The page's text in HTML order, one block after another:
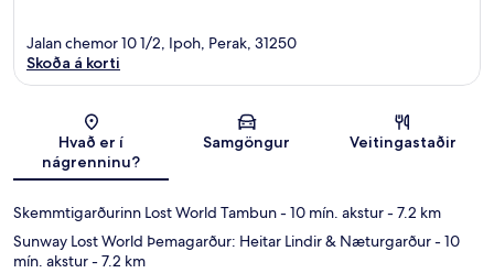
Kort
Jalan chemor 10 1/2, Ipoh, Perak, 31250
Skoða á korti
Hvað er í
nágrenninu?
Samgöngur Veitingastaðir
Skemmtigarðurinn Lost World Tambun- 10 mín. akstur- 7.2 km
Sunway Lost World Þemagarður: Heitar Lindir & Næturgarður- 10
mín. akstur- 7.2 km